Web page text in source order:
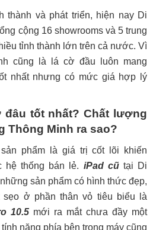
thành và phát triển, hiện nay Di
cộng 16 showrooms và 5 trung
tỉnh thành lớn trên cả nước. Vì
cũng là lá cờ đầu luôn mang
nhất nhưng có mức giá hợp lý
đâu tốt nhất? Chất lượng
Thông Minh ra sao?
phẩm là giá trị cốt lõi khiến
hệ thống bán lẻ. iPad cũtại Di
sản phẩm có hình thức đẹp,
sẹo ở phần thân vỏ tiêu biểu là
10.5 mới ra mắt chưa đầy một
năng phía bên trong máy cũng